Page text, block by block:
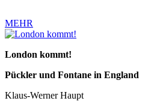
MEHR
London kommt!
Pückler und Fontane in England
Klaus-Werner Haupt